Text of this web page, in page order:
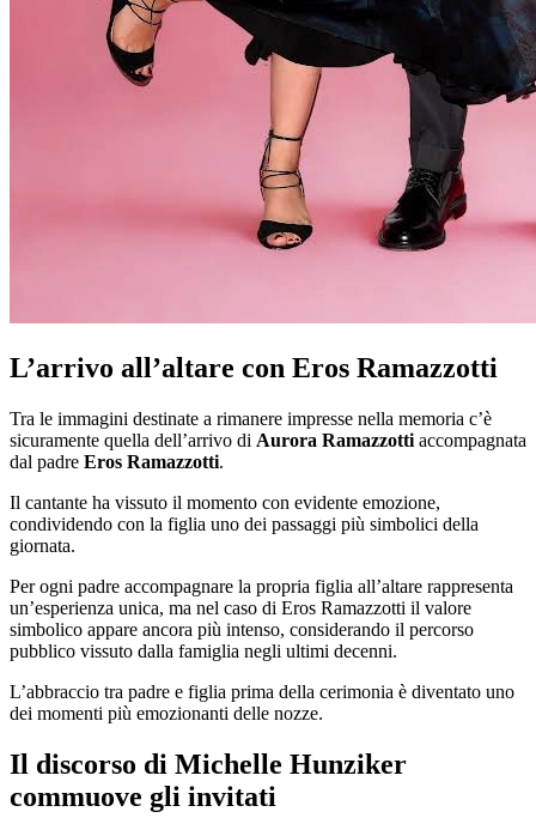
L’arrivo all’altare con Eros Ramazzotti
Tra le immagini destinate a rimanere impresse nella memoria c’è
sicuramente quella dell’arrivo di Aurora Ramazzotti accompagnata
dal padre Eros Ramazzotti.
Il cantante ha vissuto il momento con evidente emozione,
condividendo con la figlia uno dei passaggi più simbolici della
giornata.
Per ogni padre accompagnare la propria figlia all’altare rappresenta
un’esperienza unica, ma nel caso di Eros Ramazzotti il valore
simbolico appare ancora più intenso, considerando il percorso
pubblico vissuto dalla famiglia negli ultimi decenni.
L’abbraccio tra padre e figlia prima della cerimonia è diventato uno
dei momenti più emozionanti delle nozze.
Il discorso di Michelle Hunziker
commuove gli invitati